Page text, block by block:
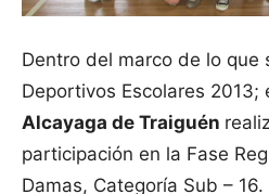
Dentro del marco de lo que
Deportivos Escolares 2013;
Alcayaga de Traiguén
participación en la Fase
Damas, Categoría Sub – 16.